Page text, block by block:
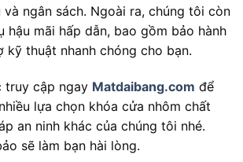
và ngân sách. Ngoài ra, chúng tôi còn
hậu mãi hấp dẫn, bao gồm bảo hành
kỹ thuật nhanh chóng cho bạn.
truy cập ngay Matdaibang.com để
lựa chọn khóa cửa nhôm chất
an ninh khác của chúng tôi nhé.
sẽ làm bạn hài lòng.